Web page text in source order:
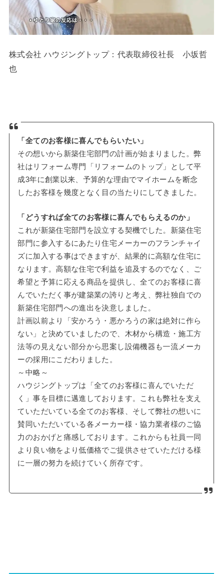
株式会社 ハウジングトップ：代表取締役社長 小坂哲
也
「全てのお客様に喜んでもらいたい」
その想いから新築住宅部門の計画が始まりました。弊
社はリフォーム専門「リフォームのトップ」として平
成3年に創業以来、予算的な理由でマイホームを断念
したお客様を幾度となく目の当たりにしてきました。
「どうすれば全てのお客様に喜んでもらえるのか」
これが新築住宅部門を設立する契機でした。新築住宅
部門に参入するにあたり住宅メーカーのフランチャイ
ズに加入する事はできますが、結果的に高額な住宅に
なります。高額な住宅で利益を追及するのでなく、ご
希望と予算に応える商品を提供し、全てのお客様に喜
んでいただく事が建築業の誇りと考え、弊社独自での
新築住宅部門への進出を決意しました。
計画以前より「安かろう・悪かろうの家は絶対に作ら
ない」と決めていましたので、木材から構造・施工方
法等の見えない部分から思案し設備機器も一流メーカ
ーの採用にこだわりました。
～中略～
ハウジングトップは「全てのお客様に喜んでいただ
く」事を目標に邁進しております。これも弊社を支え
ていただいている全てのお客様、そして弊社の想いに
賛同いただいている各メーカー様・協力業者様のご協
力のおかげと痛感しております。これからも社員一同
より良い物をより低価格でご提供させていただける様
に一層の努力を続けていく所存です。